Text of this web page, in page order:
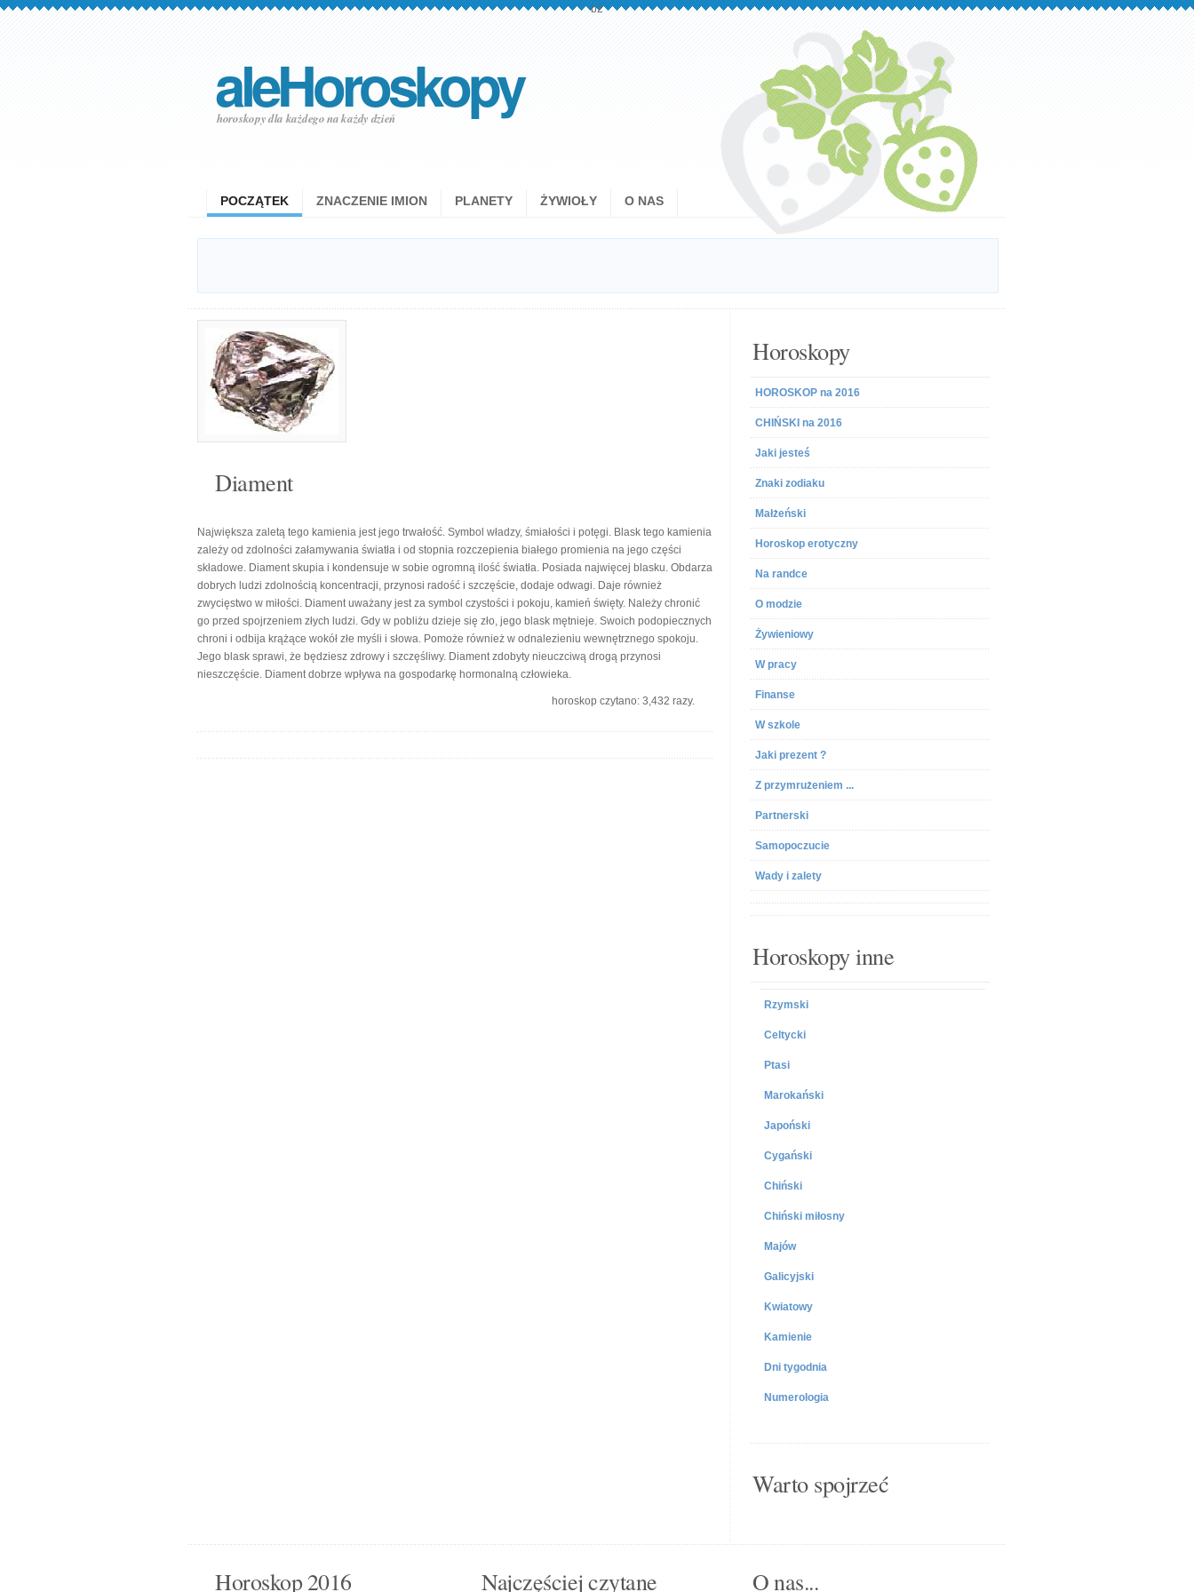
b2
aleHoroskopy
horoskopy dla każdego na każdy dzień
POCZĄTEK ZNACZENIE IMION PLANETY ŻYWIOŁY O NAS
Diament
Największa zaletą tego kamienia jest jego trwałość. Symbol władzy, śmiałości i potęgi. Blask tego kamienia
zależy od zdolności załamywania światła i od stopnia rozczepienia białego promienia na jego części
składowe. Diament skupia i kondensuje w sobie ogromną ilość światła. Posiada najwięcej blasku. Obdarza
dobrych ludzi zdolnością koncentracji, przynosi radość i szczęście, dodaje odwagi. Daje również
zwycięstwo w miłości. Diament uważany jest za symbol czystości i pokoju, kamień święty. Należy chronić
go przed spojrzeniem złych ludzi. Gdy w pobliżu dzieje się zło, jego blask mętnieje. Swoich podopiecznych
chroni i odbija krążące wokół złe myśli i słowa. Pomoże również w odnalezieniu wewnętrznego spokoju.
Jego blask sprawi, że będziesz zdrowy i szczęśliwy. Diament zdobyty nieuczciwą drogą przynosi
nieszczęście. Diament dobrze wpływa na gospodarkę hormonalną człowieka.
horoskop czytano: 3,432 razy.
Horoskopy
HOROSKOP na 2016
CHIŃSKI na 2016
Jaki jesteś
Znaki zodiaku
Małżeński
Horoskop erotyczny
Na randce
O modzie
Żywieniowy
W pracy
Finanse
W szkole
Jaki prezent ?
Z przymrużeniem ...
Partnerski
Samopoczucie
Wady i zalety
Horoskopy inne
Rzymski
Celtycki
Ptasi
Marokański
Japoński
Cygański
Chiński
Chiński miłosny
Majów
Galicyjski
Kwiatowy
Kamienie
Dni tygodnia
Numerologia
Warto spojrzeć
Horoskop 2016 Najczęściej czytane O nas...